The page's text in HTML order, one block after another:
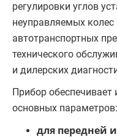
регулировки углов
неуправляемых
автотранспортных
технического
и дилерских
Прибор
основных параметров:
для передней